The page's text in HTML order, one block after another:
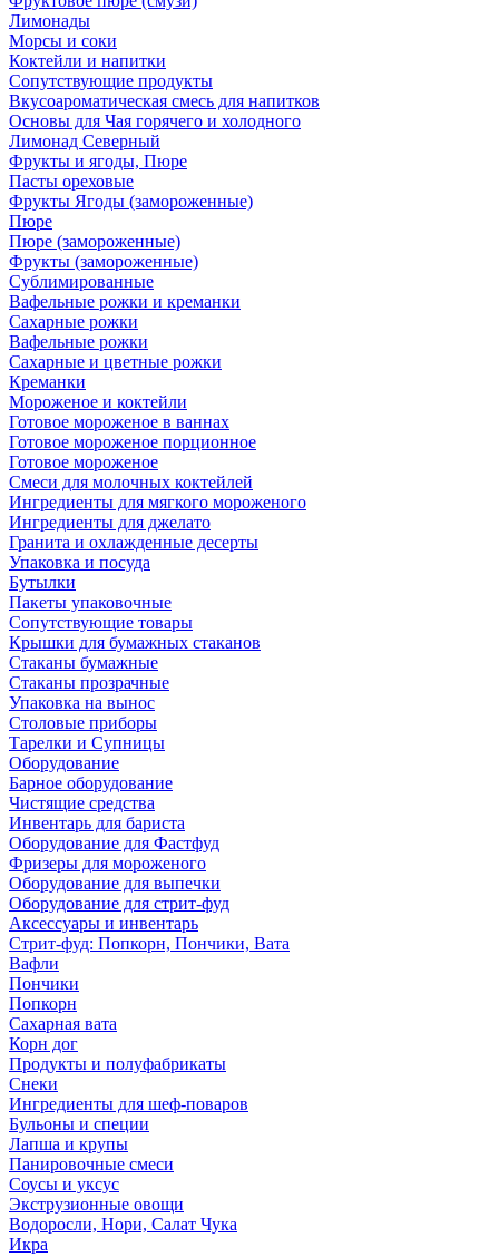
Лимонады
Морсы и соки
Коктейли и напитки
Сопутствующие продукты
Вкусоароматическая смесь для напитков
Основы для Чая горячего и холодного
Лимонад Северный
Фрукты и ягоды, Пюре
Пасты ореховые
Фрукты Ягоды (замороженные)
Пюре
Пюре (замороженные)
Фрукты (замороженные)
Сублимированные
Вафельные рожки и креманки
Сахарные рожки
Вафельные рожки
Сахарные и цветные рожки
Креманки
Мороженое и коктейли
Готовое мороженое в ваннах
Готовое мороженое порционное
Готовое мороженое
Смеси для молочных коктейлей
Ингредиенты для мягкого мороженого
Ингредиенты для джелато
Гранита и охлажденные десерты
Упаковка и посуда
Бутылки
Пакеты упаковочные
Сопутствующие товары
Крышки для бумажных стаканов
Стаканы бумажные
Стаканы прозрачные
Упаковка на вынос
Столовые приборы
Тарелки и Супницы
Оборудование
Барное оборудование
Чистящие средства
Инвентарь для бариста
Оборудование для Фастфуд
Фризеры для мороженого
Оборудование для выпечки
Оборудование для стрит-фуд
Аксессуары и инвентарь
Стрит-фуд: Попкорн, Пончики, Вата
Вафли
Пончики
Попкорн
Сахарная вата
Корн дог
Продукты и полуфабрикаты
Снеки
Ингредиенты для шеф-поваров
Бульоны и специи
Лапша и крупы
Панировочные смеси
Соусы и уксус
Экструзионные овощи
Водоросли, Нори, Салат Чука
Икра